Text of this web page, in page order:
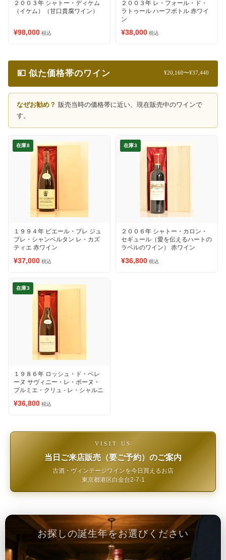
２００３年 シャトー・ディケム
（イケム）（甘口貴腐ワイン）
¥98,000 税込
２００３年 レ・フォール・ド・
ラトゥール ハーフボトル 赤ワイ
ン
¥38,000 税込
💴 似た価格帯のワイン ¥20,160〜¥37,440
なぜお勧め？ 販売当時の価格帯に近い、現在販売中のワインで
す。
在庫8
１９９４年 ピエール・ブレ ジュ
ブレ・シャンベルタン レ・カズ
ティエ 赤ワイン
¥37,000 税込
在庫3
２００６年 シャトー・カロン・
セギュール（愛を伝えるハートの
ラベルのワイン） 赤ワイン
¥36,800 税込
在庫3
１９８６年 ロッシュ・ド・ベレ
ーヌ サヴィニー・レ・ボーヌ・
プルミエ・クリュ - レ・シャルニ
¥36,800 税込
VISIT US
当日ご来店販売（要ご予約）のご案内
古酒・ヴィンテージワインを今日買えるお店
東京都港区白金台2-7-1
お探しの誕生年をお選びください